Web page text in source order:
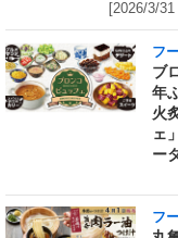
[2026/3/
フ
ブ
年
火
ェ
ー
フ